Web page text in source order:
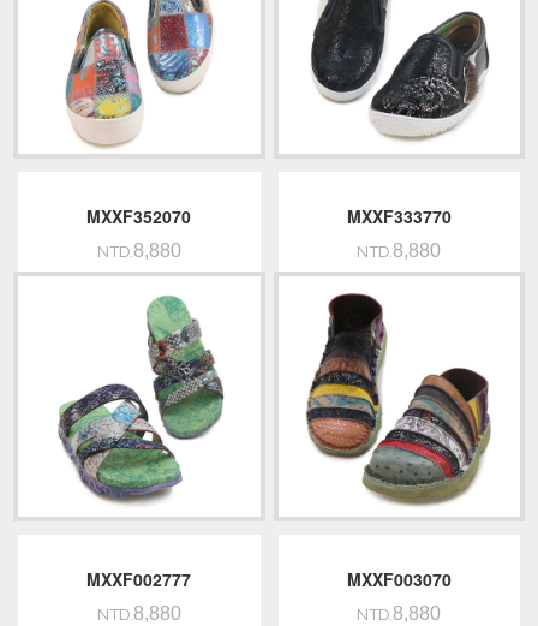
MXXF352070
NTD.8,880
MXXF333770
NTD.8,880
MXXF002777
NTD.8,880
MXXF003070
NTD.8,880